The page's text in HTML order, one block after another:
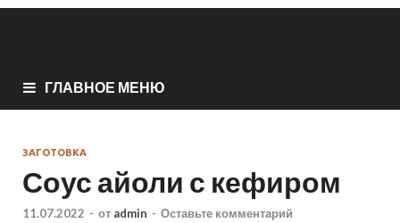
ГЛАВНОЕ МЕНЮ
ЗАГОТОВКА
Соус айоли с кефиром
11.07.2022 - от admin - Оставьте комментарий